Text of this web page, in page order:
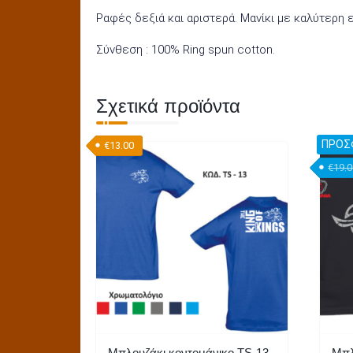
Ραφές δεξιά και αριστερά. Μανίκι με καλύτερη
Σύνθεση : 100% Ring spun cotton.
Σχετικά προϊόντα
€13.00
€